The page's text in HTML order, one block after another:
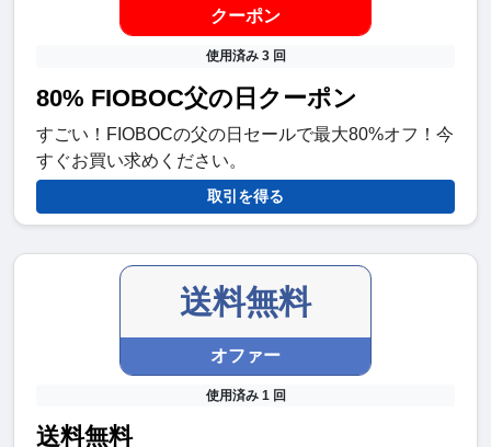
クーポン
使用済み 3 回
80% FIOBOC父の日クーポン
すごい！FIOBOCの父の日セールで最大80%オフ！今
すぐお買い求めください。
取引を得る
送料無料
オファー
使用済み 1 回
送料無料